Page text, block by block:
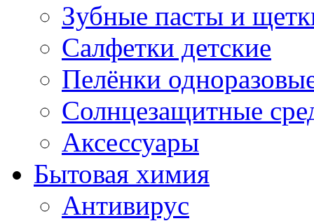
Зубные пасты и
Салфетки детские
Пелёнки
Солнцезащитные
Аксессуары
Бытовая химия
Антивирус